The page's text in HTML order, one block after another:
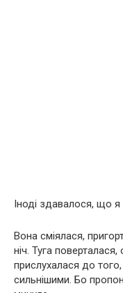
Іноді здавалося, що
Вона сміялася,
ніч. Туга
прислухалася до
сильнішими. Бо